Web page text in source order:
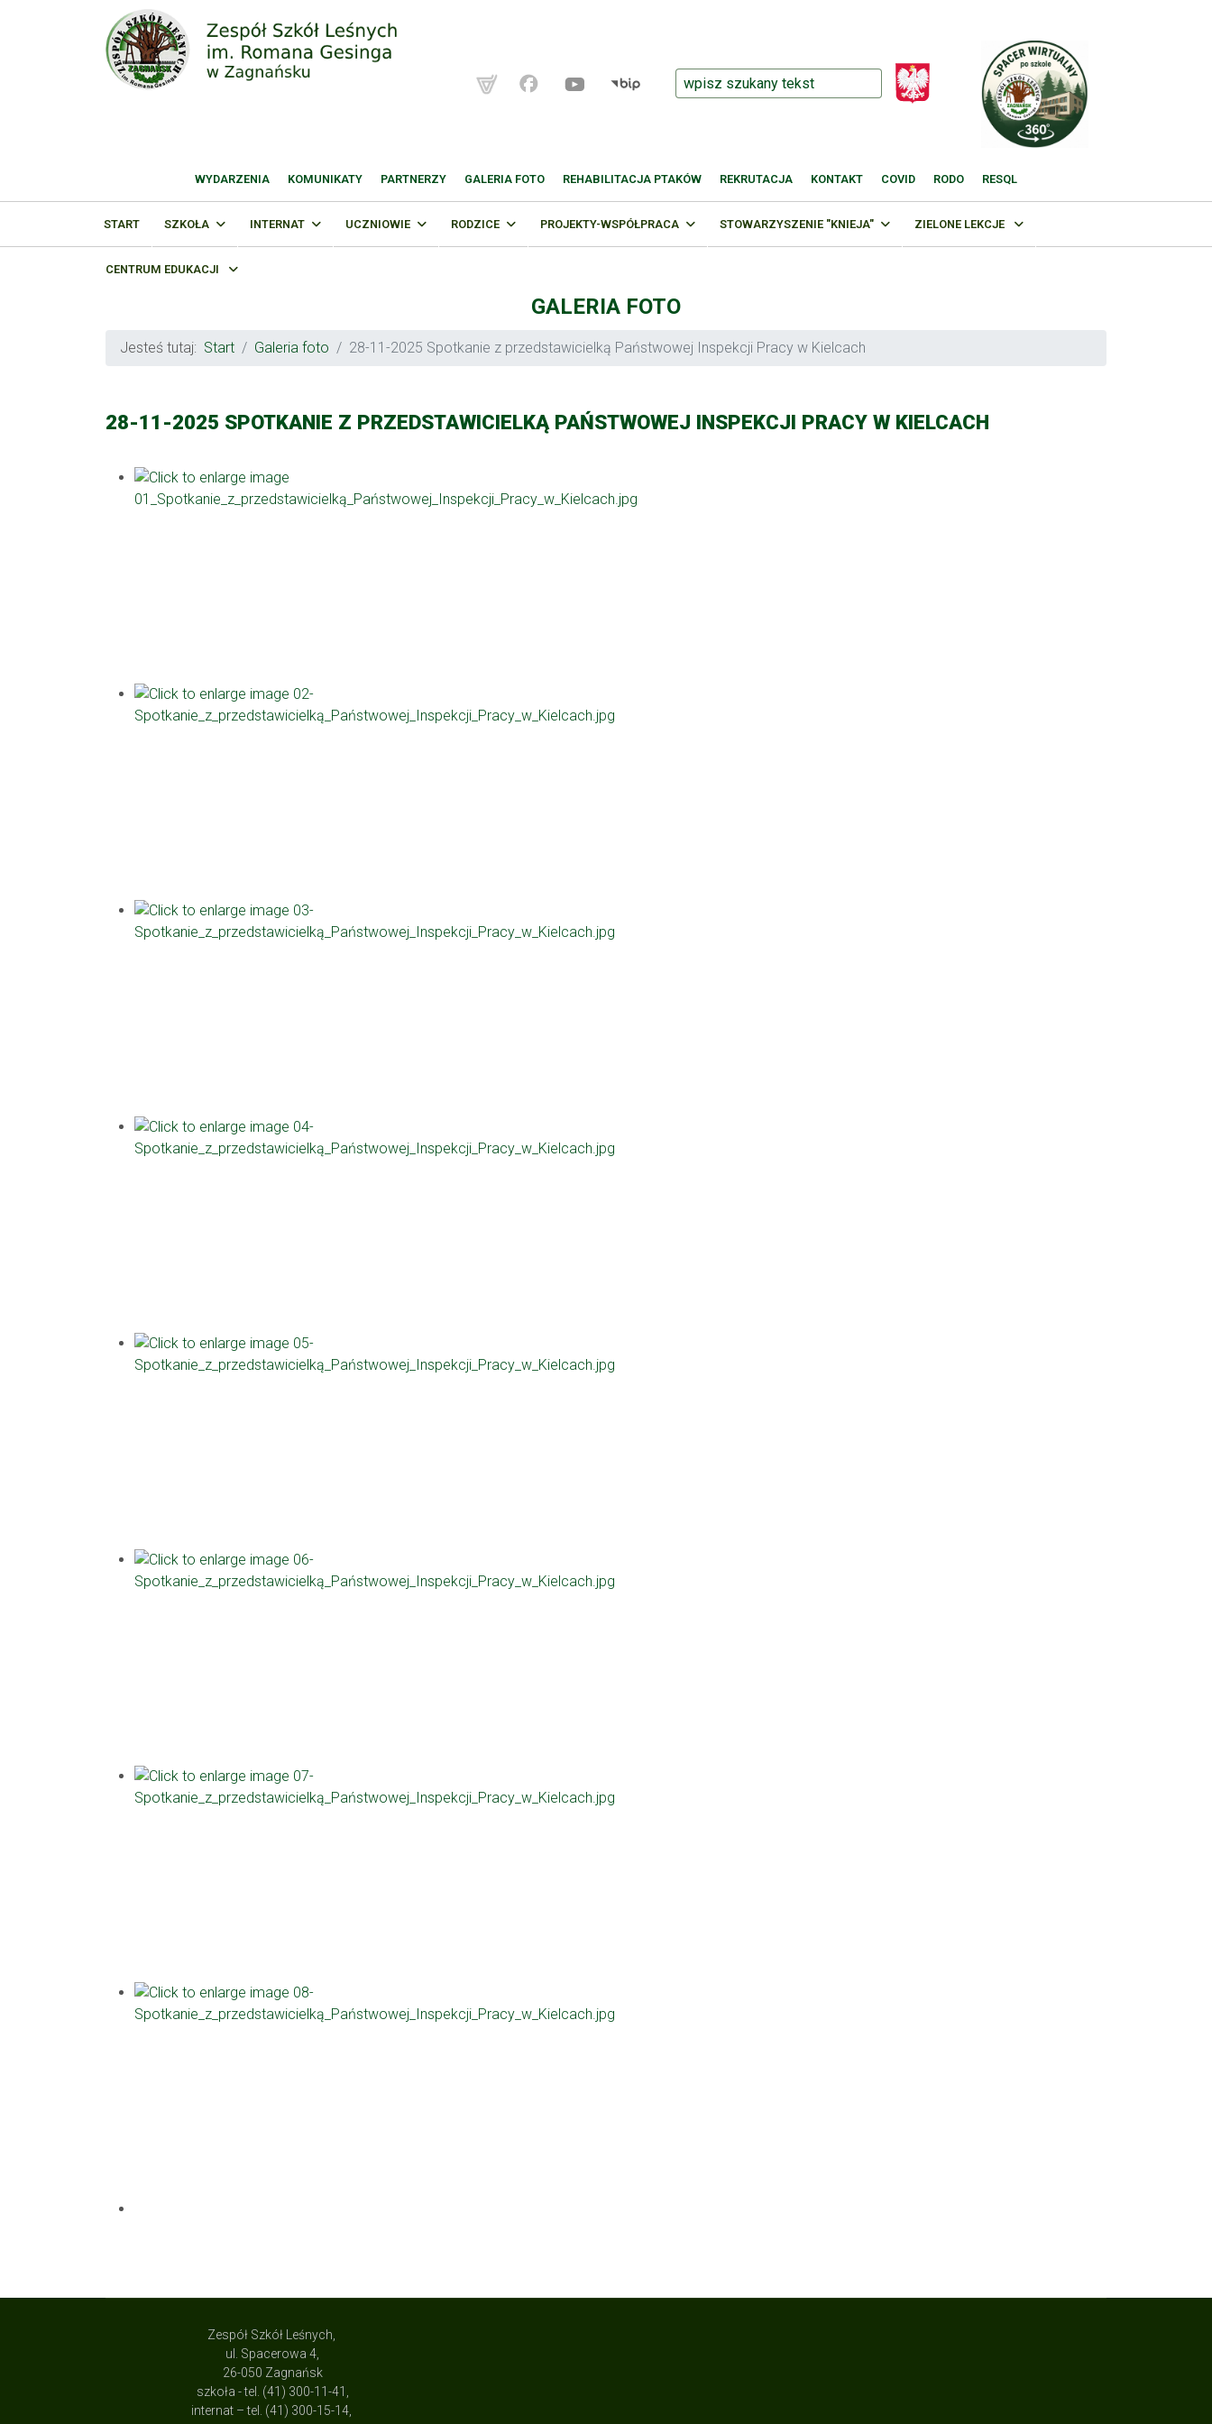
WYDARZENIA KOMUNIKATY PARTNERZY GALERIA FOTO REHABILITACJA PTAKÓW REKRUTACJA KONTAKT COVID RODO RESQL
START SZKOŁA INTERNAT UCZNIOWIE RODZICE PROJEKTY-WSPÓŁPRACA STOWARZYSZENIE "KNIEJA" ZIELONE LEKCJE
CENTRUM EDUKACJI
GALERIA FOTO
Jesteś tutaj: Start Galeria foto 28-11-2025 Spotkanie z przedstawicielką Państwowej Inspekcji Pracy w Kielcach
28-11-2025 SPOTKANIE Z PRZEDSTAWICIELKĄ PAŃSTWOWEJ INSPEKCJI PRACY W KIELCACH
Zespół Szkół Leśnych,
ul. Spacerowa 4,
26-050 Zagnańsk
szkoła - tel. (41) 300-11-41,
internat – tel. (41) 300-15-14,